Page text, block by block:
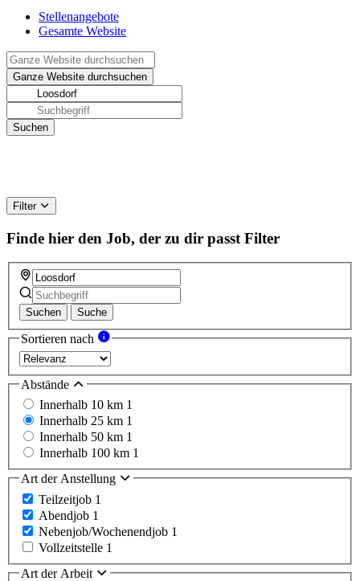
Stellenangebote
Gesamte Website
Filter
Finde hier den Job, der zu dir passt Filter
Suchen Suche
Sortieren nach
Abstände
Innerhalb 10 km 1
Innerhalb 25 km 1
Innerhalb 50 km 1
Innerhalb 100 km 1
Art der Anstellung
Teilzeitjob 1
Abendjob 1
Nebenjob/Wochenendjob 1
Vollzeitstelle 1
Art der Arbeit